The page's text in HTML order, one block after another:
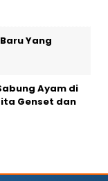
Yang
Ayam di
Genset dan